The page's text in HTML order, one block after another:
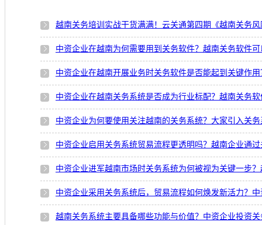
越南关务培训实战干货满满！云关通第四期《越南关务
中资企业在越南为何需要用到关务软件？越南关务软件
中资企业在越南关务系统是否成为行业标配？越南关务
中资企业为何要使用关注越南的关务系统？大家引入关
中资企业启用关务系统贸易流程更透明吗？越南企业通
中资企业进军越南市场时关务系统为何被视为关键一步
中资企业采用关务系统后，贸易流程如何焕发新活力？
越南关务系统主要具备哪些功能与价值？中资企业投资